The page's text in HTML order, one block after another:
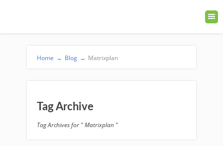
Home → Blog → Matrixplan
Tag Archive
Tag Archives for " Matrixplan "